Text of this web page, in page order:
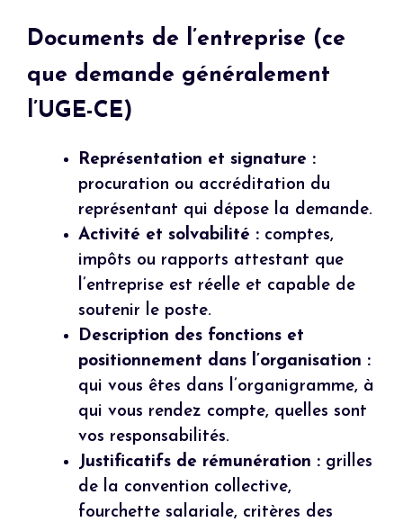
Documents de l’entreprise (ce
que demande généralement
l’UGE-CE)
Représentation et signature :
procuration ou accréditation du
représentant qui dépose la demande.
Activité et solvabilité : comptes,
impôts ou rapports attestant que
l’entreprise est réelle et capable de
soutenir le poste.
Description des fonctions et
positionnement dans l’organisation :
qui vous êtes dans l’organigramme, à
qui vous rendez compte, quelles sont
vos responsabilités.
Justificatifs de rémunération : grilles
de la convention collective,
fourchette salariale, critères des